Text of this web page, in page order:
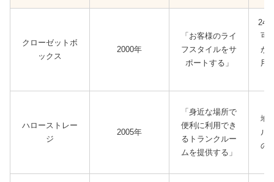
クローゼットボ
ックス
2000年
「お客様のライ
フスタイルをサ
ポートする」
24
可
が
用
ハローストレー
ジ
2005年
「身近な場所で
便利に利用でき
るトランクルー
ムを提供する」
地
ル
の